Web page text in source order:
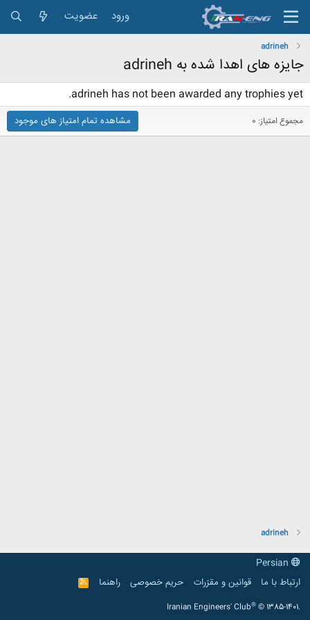
ورود عضویت
adrineh
جایزه های اهدا شده به adrineh
adrineh has not been awarded any trophies yet.
مجموع امتیاز: 0 مشاهده تمام امتیاز های موجود
adrineh
ارتباط با ما
قوانین و مقرّرات حریم خصوصی راهنما
R
S
Iranian Engineers' Club® © 1385-1401.